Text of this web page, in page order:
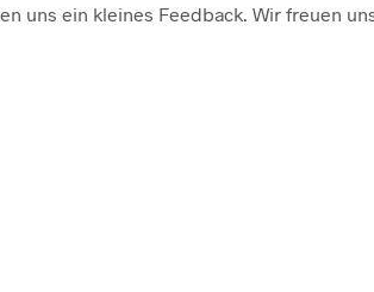
uns ein kleines Feedback. Wir freuen